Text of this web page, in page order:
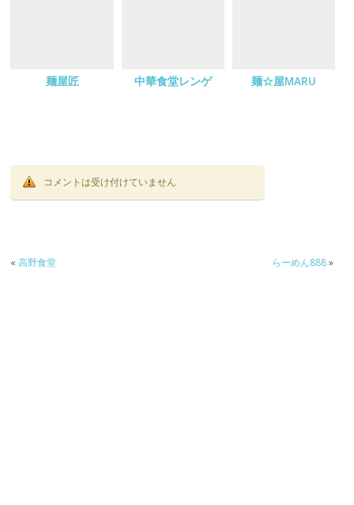
麺屋匠 中華食堂レンゲ 麺☆屋MARU
コメントは受け付けていません
«高野食堂 らーめん888»